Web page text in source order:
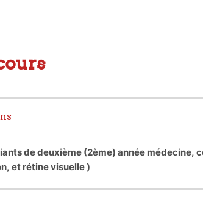
de deuxième (2ème) année
et rétine visuelle )